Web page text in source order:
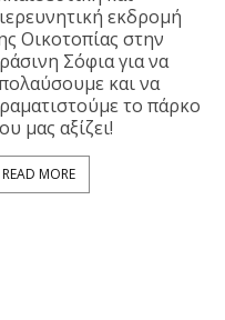
εκδρομή
Οικοτοπίας στην
Σόφια για να
και να
το πάρκο
μας αξίζει!
READ MORE